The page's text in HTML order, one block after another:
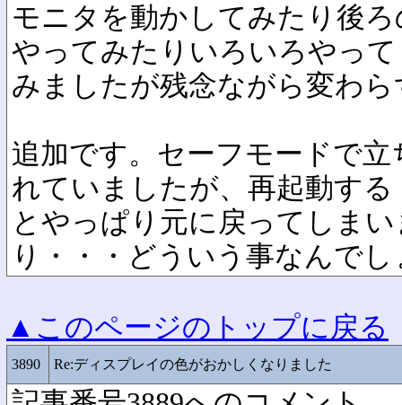
モニタを動かしてみたり後
やってみたりいろいろやって
みましたが残念ながら変わ
追加です。セーフモードで
れていましたが、再起動する
とやっぱり元に戻ってしま
り・・・どういう事なんでし
▲このページのトップに戻る
3890 Re:ディスプレイの色がおかしくなりました